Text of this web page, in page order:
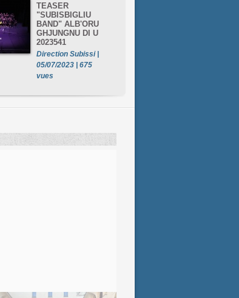
TEASER
"SUBISBIGLIU
BAND" ALB'ORU
GHJUNGNU DI U
2023541
Direction Subissi |
05/07/2023 | 675
vues